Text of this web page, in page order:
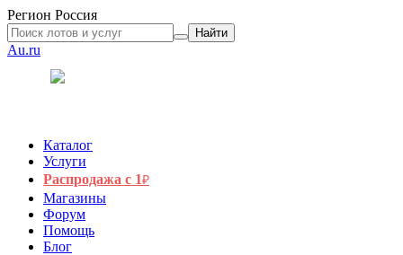
Регион Россия
Найти
Au.ru
Каталог
Услуги
Распродажа с 1₽
Магазины
Форум
Помощь
Блог